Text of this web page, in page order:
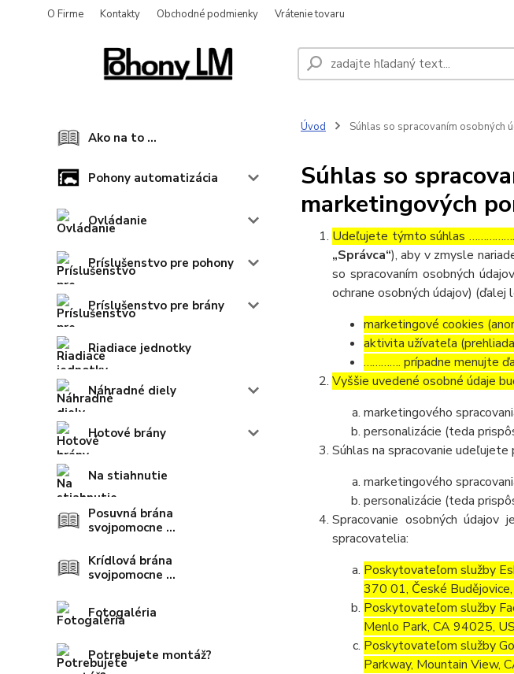
O Firme Kontakty Obchodné podmienky Vrátenie tovaru
Ako na to ...
Pohony automatizácia
Ovládanie
Príslušenstvo pre pohony
Príslušenstvo pre brány
Riadiace jednotky
Náhradné diely
Hotové brány
Na stiahnutie
Posuvná brána
svojpomocne ...
Krídlová brána
svojpomocne ...
Fotogaléria
Potrebujete montáž?
Úvod Súhlas so spracovaním osobných
Súhlas so
marketingových
Udeľujete týmto súhlas
„Správca“), aby v zmysle
so spracovaním osobných
ochrane osobných údajov) (ďalej
marketingové cookies
aktivita užívateľa
…………. prípadne menujte
Vyššie uvedené osobné údaje
marketingového
personalizácie (teda
Súhlas na spracovanie udeľujete
marketingového
personalizácie (teda
Spracovanie osobných údajov
spracovatelia:
Poskytovateľom služby
370 01, České
Poskytovateľom služby
Menlo Park, CA 94025,
Poskytovateľom služby
Parkway, Mountain View,